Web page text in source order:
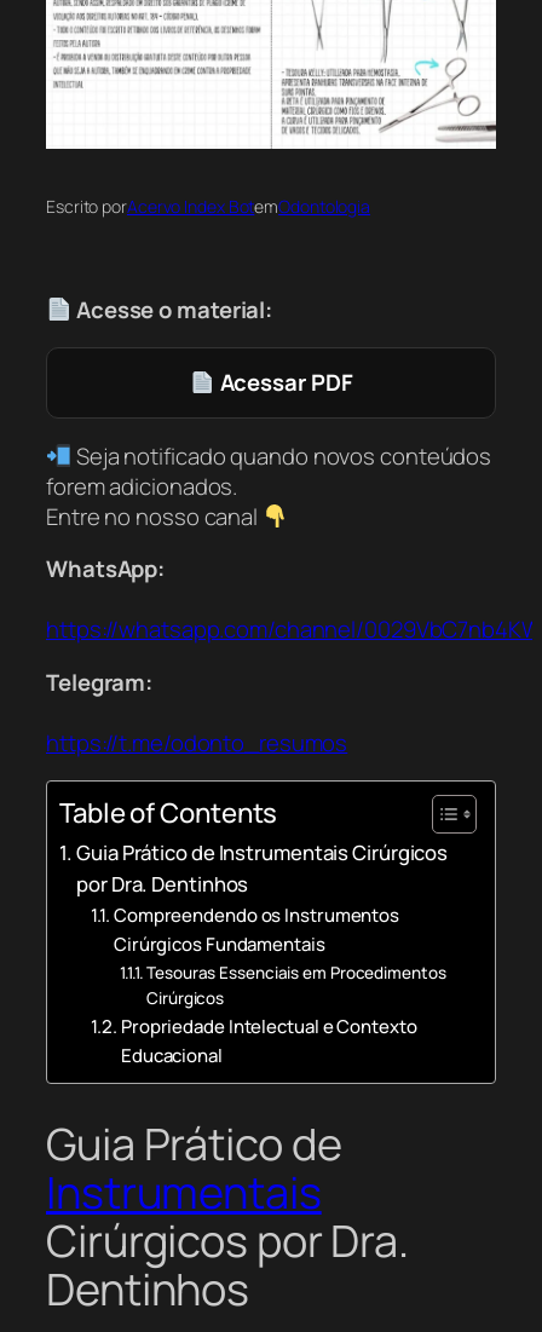
Escrito porAcervo Index BotemOdontologia
Acesse o material:
Acessar PDF
Seja notificado quando novos conteúdos
forem adicionados.
Entre no nosso canal
WhatsApp:
https://whatsapp.com/channel/
Telegram:
https://t.me/odonto_resumos
Table of Contents
Guia Prático de Instrumentais Cirúrgicos
por Dra. Dentinhos
Compreendendo os Instrumentos
Cirúrgicos Fundamentais
Tesouras Essenciais em Procedimentos
Cirúrgicos
Propriedade Intelectual e Contexto
Educacional
Guia Prático de
Instrumentais
Cirúrgicos por Dra.
Dentinhos